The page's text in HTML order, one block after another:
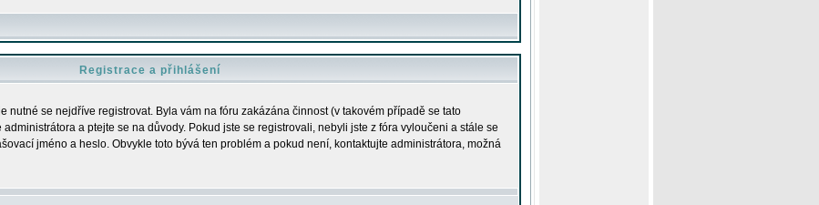
Registrace a přihlášení
nutné se nejdříve registrovat. Byla vám na fóru zakázána činnost (v takovém případě se tato
a ptejte se na důvody. Pokud jste se registrovali, nebyli jste z fóra vyloučeni a stále se
jméno a heslo. Obvykle toto bývá ten problém a pokud není, kontaktujte administrátora, možná